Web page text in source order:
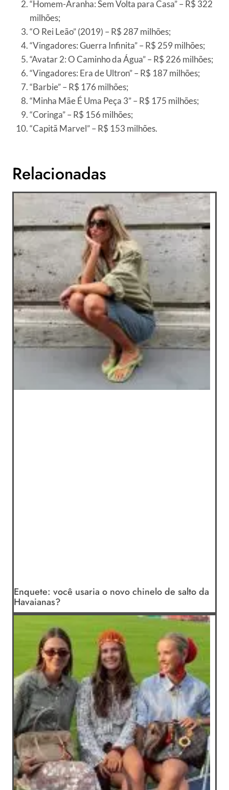
“Homem-Aranha: Sem Volta para Casa” – R$ 322
milhões;
“O Rei Leão” (2019) – R$ 287 milhões;
“Vingadores: Guerra Infinita” – R$ 259 milhões;
“Avatar 2: O Caminho da Água” – R$ 226 milhões;
“Vingadores: Era de Ultron” – R$ 187 milhões;
“Barbie” – R$ 176 milhões;
“Minha Mãe É Uma Peça 3” – R$ 175 milhões;
“Coringa” – R$ 156 milhões;
“Capitã Marvel” – R$ 153 milhões.
Relacionadas
Enquete: você usaria o novo chinelo de salto da
Havaianas?